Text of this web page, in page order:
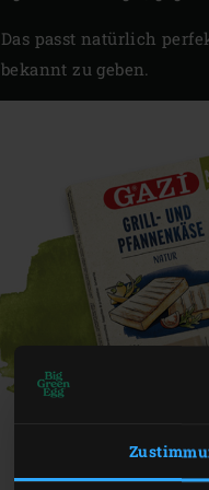
Das passt natürlich
bekannt zu geben.